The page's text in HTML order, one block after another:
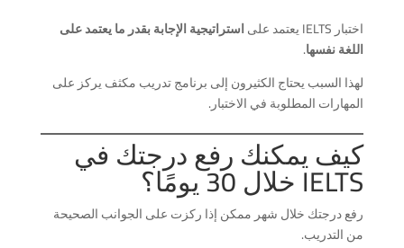
اختبار IELTS يعتمد على
استراتيجية الإجابة بقدر ما يعتمد على
اللغة نفسها.
لهذا السبب يحتاج الكثيرون إلى برنامج تدريب مكثف يركز على
المهارات المطلوبة في الاختبار.
كيف يمكنك رفع درجتك في
IELTS خلال 30 يومًا؟
رفع درجتك خلال شهر ممكن إذا ركزت على الجوانب الصحيحة
من التدريب.